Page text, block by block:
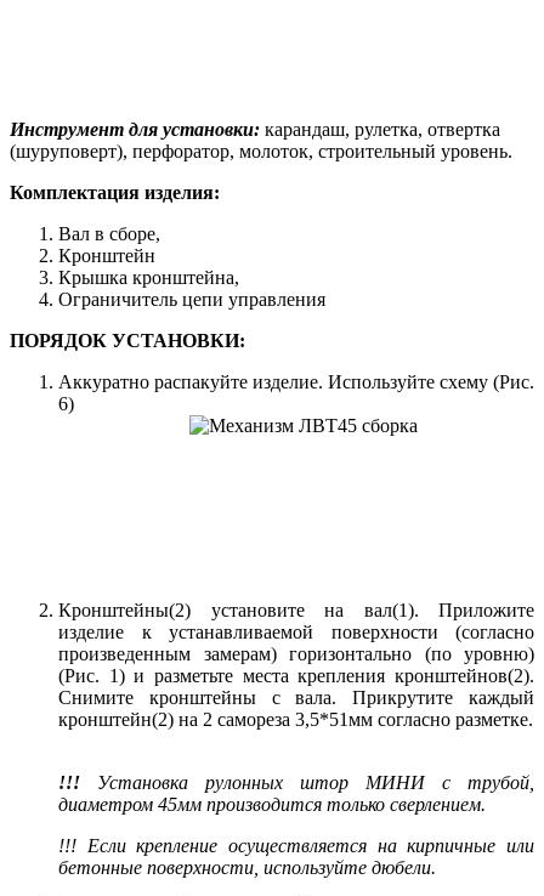
Инструмент для установки: карандаш, рулетка, отвертка
(шуруповерт), перфоратор, молоток, строительный уровень.
Комплектация изделия:
Вал в сборе,
Кронштейн
Крышка кронштейна,
Ограничитель цепи управления
ПОРЯДОК УСТАНОВКИ:
Аккуратно распакуйте изделие. Используйте схему (Рис.
6)
Кронштейны(2) установите на вал(1). Приложите
изделие к устанавливаемой поверхности (согласно
произведенным замерам) горизонтально (по уровню)
(Рис. 1) и разметьте места крепления кронштейнов(2).
Снимите кронштейны с вала. Прикрутите каждый
кронштейн(2) на 2 самореза 3,5*51мм согласно разметке.
!!! Установка рулонных штор МИНИ с трубой,
диаметром 45мм производится только сверлением.
!!! Если крепление осуществляется на кирпичные или
бетонные поверхности, используйте дюбели.